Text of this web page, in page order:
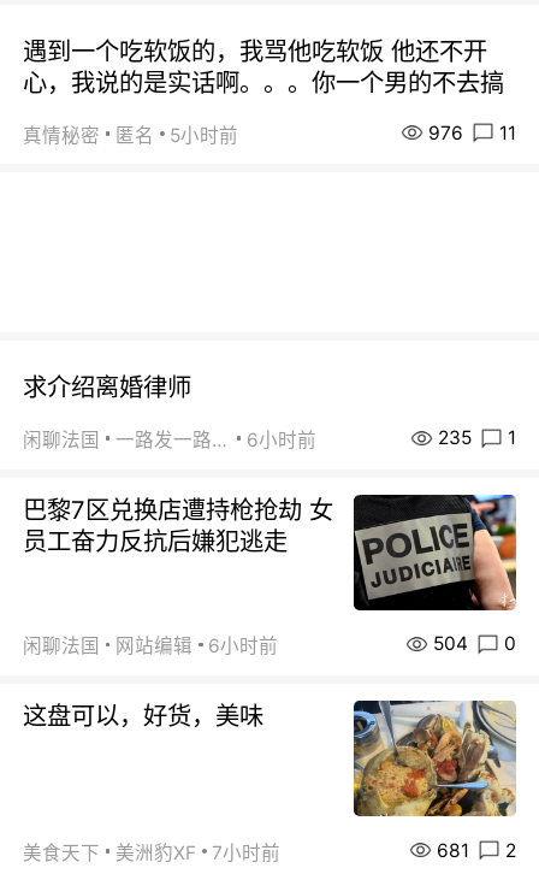
遇到一个吃软饭的，我骂他吃软饭 他还不开
心，我说的是实话啊。。。你一个男的不去搞
真情秘密 匿名 5小时前 976 11
求介绍离婚律师
闲聊法国 一路发一路发 6小时前 235 1
巴黎7区兑换店遭持枪抢劫 女
员工奋力反抗后嫌犯逃走
闲聊法国 网站编辑 6小时前 504 0
这盘可以，好货，美味
美食天下 美洲豹XF 7小时前 681 2